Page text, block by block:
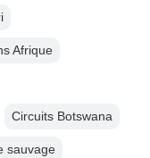
Afrique
Circuits Botswana
sauvage